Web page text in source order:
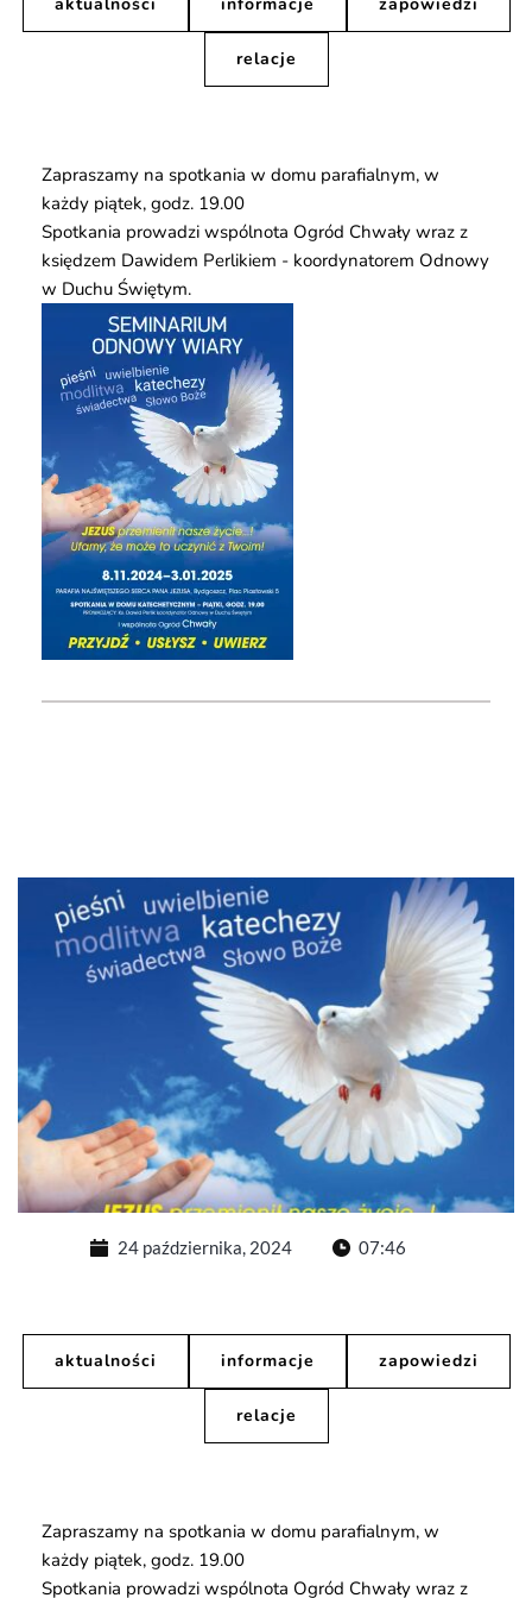
Zapraszamy na spotkania w domu parafialnym, w
każdy piątek, godz. 19.00
Spotkania prowadzi wspólnota Ogród Chwały wraz z
księdzem Dawidem Perlikiem - koordynatorem Odnowy
w Duchu Świętym.
relacje
Zapraszamy na spotkania w domu parafialnym, w
każdy piątek, godz. 19.00
Spotkania prowadzi wspólnota Ogród Chwały wraz z
24 października, 2024 07:46
aktualności informacje zapowiedzi
relacje